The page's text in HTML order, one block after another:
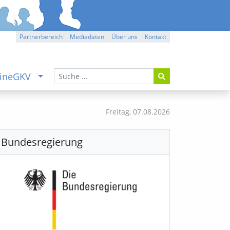
Partnerbereich Mediadaten Über uns Kontakt
Freitag, 07.08.2026
Bundesregierung